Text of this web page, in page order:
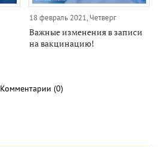
18 февраль 2021, Четверг
Важные изменения в записи
на вакцинацию!
Комментарии (0)